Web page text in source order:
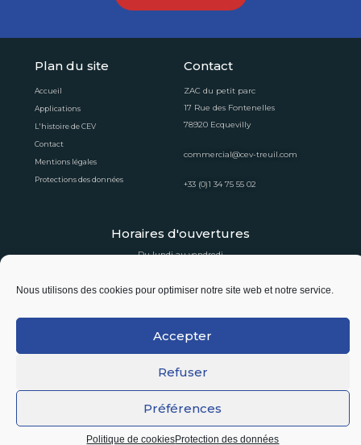
Nous utilisons des cookies pour optimiser notre site web et notre service.
Accepter
Refuser
Préférences
Politique de cookiesProtection des données
Plan du site
Accueil
Applications
L'histoire de CEV
Contact
Mentions légales
Protections des données
Contact
ZAC du petit parc
17 Rue des Fontenelles
78920 Ecquevilly
commercial@cev-treuil.com
+33 (0)1 34 75 55 02
Horaires d'ouvertures
Du lundi au vendredi
Tous droits réservés CEV – Conception et réalisation ETIC INSA Technologies